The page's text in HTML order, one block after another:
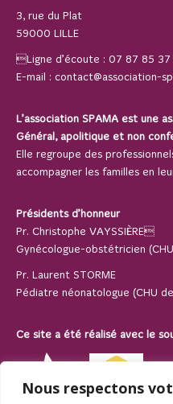
Nous respectons
3, rue du Plat
59000 LILLE
Ligne d’écoute : 07 87 85 37
E-mail : contact@association-
L’association SPAMA est une
Général, apolitique et non
Elle regroupe des
accompagner les familles en
Présidents d’honneur
Pr. Christophe VAYSSIÈRE
Gynécologue-obstétricien
Pr. Laurent STORME
Pédiatre néonatologue (CHU
Ce site a été réalisé avec le